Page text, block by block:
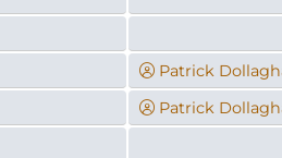
Patrick
Patrick